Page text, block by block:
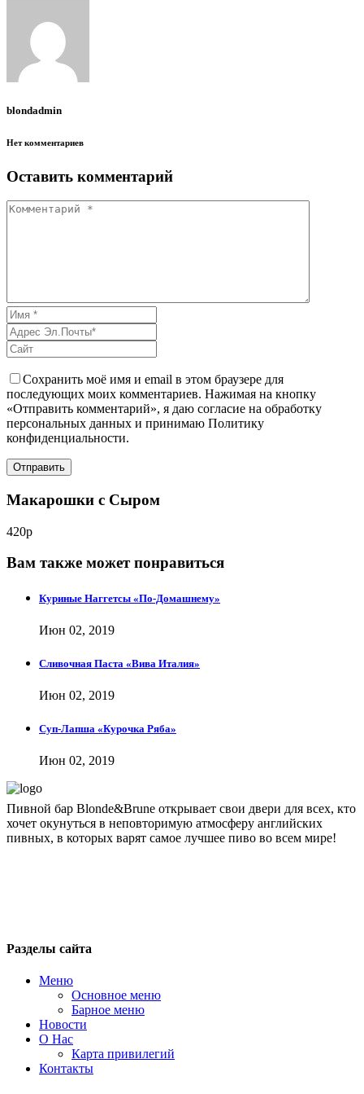
blondadmin
Нет комментариев
Оставить комментарий
Сохранить моё имя и email в этом браузере для
последующих моих комментариев. Нажимая на кнопку
«Отправить комментарий», я даю согласие на обработку
персональных данных и принимаю Политику
конфиденциальности.
Макарошки с Сыром
420р
Вам также может понравиться
Куриные Наггетсы «По-Домашнему»
Июн 02, 2019
Сливочная Паста «Вива Италия»
Июн 02, 2019
Суп-Лапша «Курочка Ряба»
Июн 02, 2019
Пивной бар Blonde&Brune открывает свои двери для всех, кто
хочет окунуться в неповторимую атмосферу английских
пивных, в которых варят самое лучшее пиво во всем мире!
Разделы сайта
Меню
Основное меню
Барное меню
Новости
О Нас
Карта привилегий
Контакты